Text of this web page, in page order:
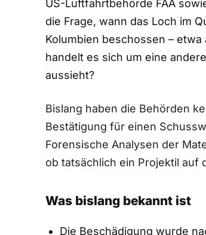
US-Luftfahrtbehörde FAA
die Frage, wann das Loch im
Kolumbien beschossen –
handelt es sich um eine
aussieht?
Bislang haben die Behörden
Bestätigung für einen
Forensische Analysen der
ob tatsächlich ein Projektil auf
Was bislang bekannt ist
Die Beschädigung wurde